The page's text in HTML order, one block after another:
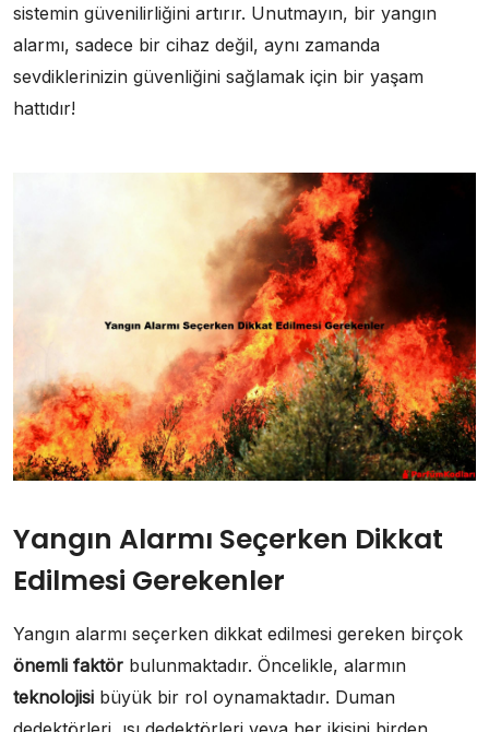
sistemin güvenilirliğini artırır. Unutmayın, bir yangın
alarmı, sadece bir cihaz değil, aynı zamanda
sevdiklerinizin güvenliğini sağlamak için bir yaşam
hattıdır!
Yangın Alarmı Seçerken Dikkat
Edilmesi Gerekenler
Yangın alarmı seçerken dikkat edilmesi gereken birçok
önemli faktör bulunmaktadır. Öncelikle, alarmın
teknolojisi büyük bir rol oynamaktadır. Duman